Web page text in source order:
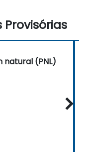
Provisórias
natural (PNL)